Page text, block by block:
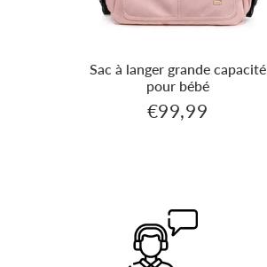
Sac à langer grande capacité
pour bébé
Prix
€99,99